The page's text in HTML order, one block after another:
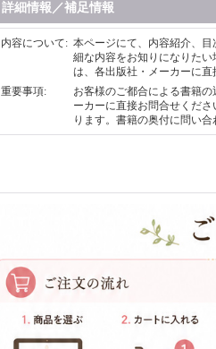
詳細情報／補足情報
内容について: 本ページにて、内容紹介、
細な内容をお知りになりた
は、各出版社・メーカーに直
重要事項:
お客様のご都合による書籍
ーカーに直接お問合せくだ
ります。書籍の奥付に問い